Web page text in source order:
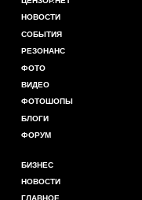
НОВОСТИ
СОБЫТИЯ
РЕЗОНАНС
ФОТО
ВИДЕО
ФОТОШОПЫ
БЛОГИ
ФОРУМ
БИЗНЕС
НОВОСТИ
ГЛАВНОЕ